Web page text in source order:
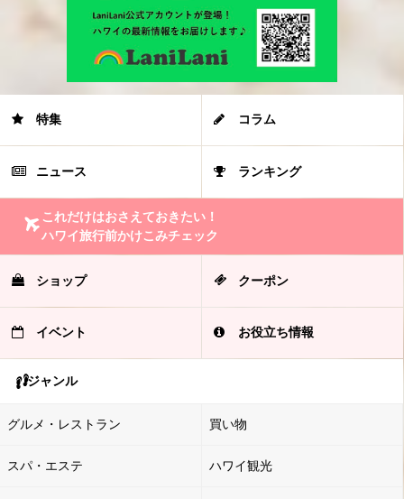
特集 コラム
ニュース ランキング
これだけはおさえておきたい！
ハワイ旅行前かけこみチェック
ショップ クーポン
イベント お役立ち情報
ジャンル
グルメ・レストラン 買い物
スパ・エステ ハワイ観光